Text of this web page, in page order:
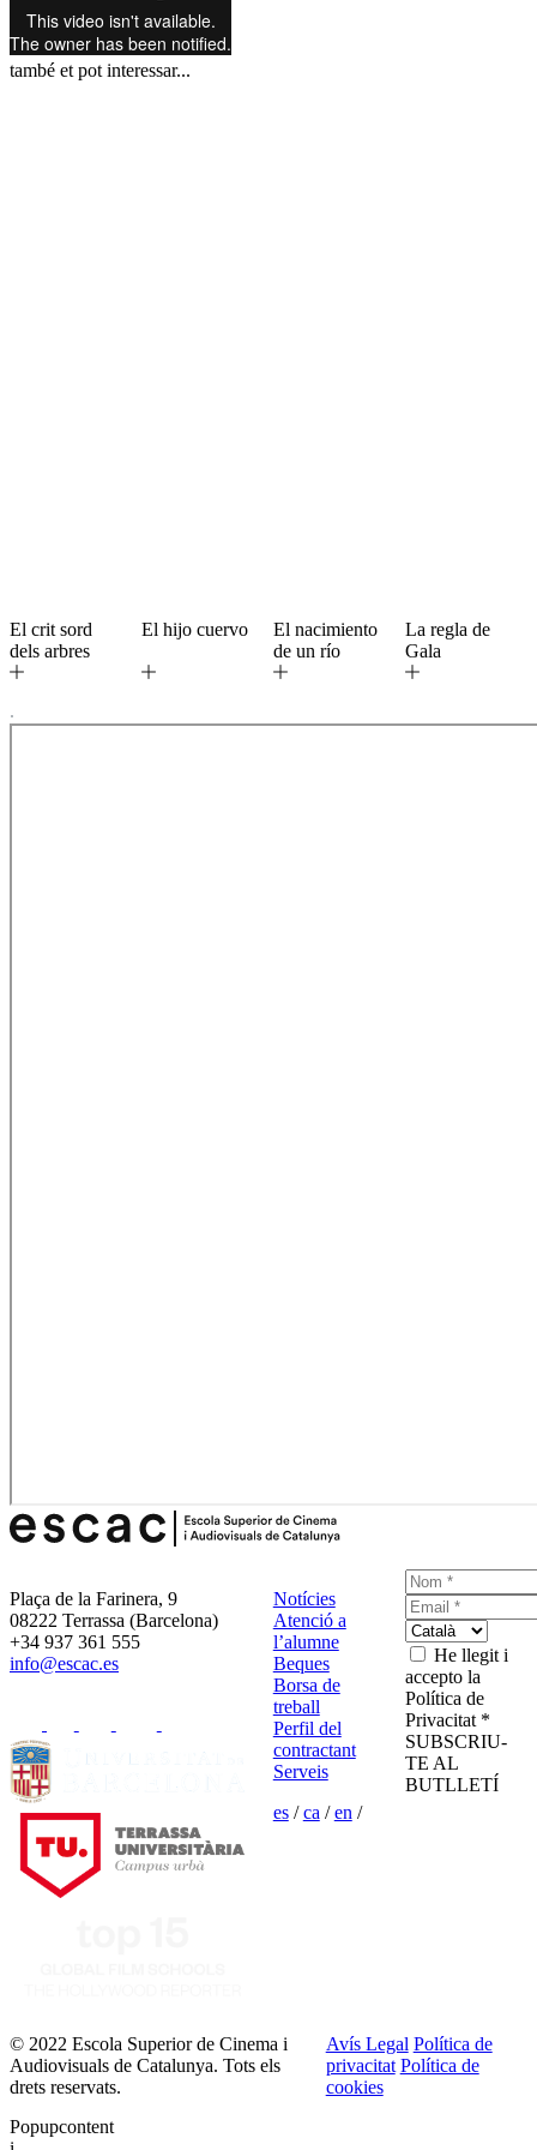
també et pot interessar...
El crit sord
dels arbres
El hijo cuervo
El nacimiento
de un río
La regla de
Gala
Plaça de la Farinera, 9
08222 Terrassa (Barcelona)
+34 937 361 555
info@escac.es
Notícies
Atenció a
l’alumne
Beques
Borsa de
treball
Perfil del
contractant
Serveis
es/ca /en /
He llegit i
accepto la
Política de
Privacitat *
SUBSCRIU-
TE AL
BUTLLETÍ
© 2022 Escola Superior de Cinema i
Audiovisuals de Catalunya. Tots els
drets reservats.
Avís Legal Política de
privacitat Política de
cookies
Popupcontent